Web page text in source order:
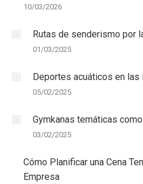
10/03/2026
Rutas de senderismo por
01/03/2025
Deportes acuáticos en las
05/02/2025
Gymkanas temáticas
03/02/2025
Cómo Planificar una Cena
Empresa